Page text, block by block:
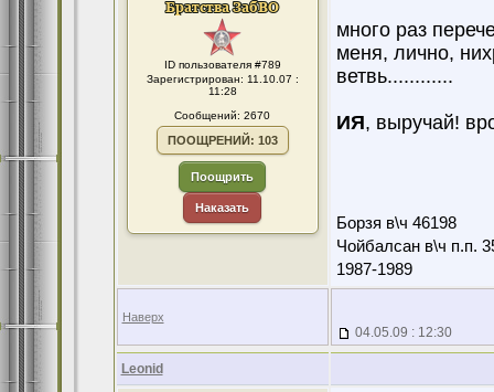
ID пользователя #789
Зарегистрирован: 11.10.07 :
11:28
Сообщений: 2670
ПООЩРЕНИЙ: 103
Поощрить
Наказать
много раз
меня, лично,
ветвь............
ИЯ, выручай!
Борзя в\ч 46198
Чойбалсан в\ч п.п.
1987-1989
Наверх
04.05.09 : 12:30
Leonid